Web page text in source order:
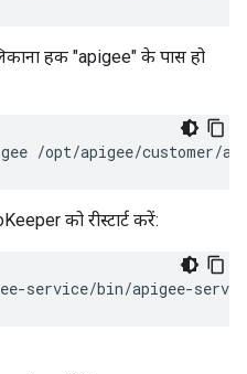
हक "apigee" के पास हो
/opt/apigee/customer/
को रीस्टार्ट करें:
service/bin/apigee-